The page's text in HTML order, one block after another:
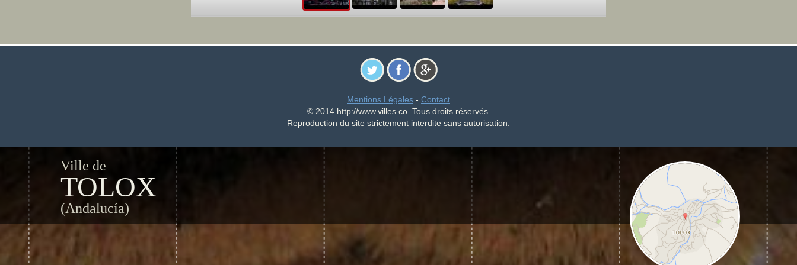
Mentions Légales - Contact
© 2014 http://www.villes.co. Tous droits réservés.
Reproduction du site strictement interdite sans autorisation.
Ville de
TOLOX
(Andalucía)